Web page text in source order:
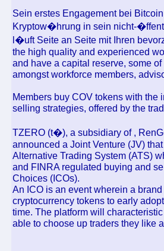
Sein erstes Engagement bei
Kryptow�hrung in sein nicht-
l�uft Seite an Seite mit Ihren
the high quality and experienced
and have a capital reserve, some
amongst workforce members,
Members buy COV tokens with the
selling strategies, offered by the
TZERO (t�), a subsidiary of ,
announced a Joint Venture (JV)
Alternative Trading System (ATS)
and FINRA regulated buying and
Choices (ICOs).
An ICO is an event wherein a
cryptocurrency tokens to early
time. The platform will
able to choose up traders they like